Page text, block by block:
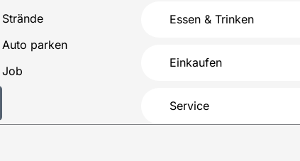
Strände
Auto parken
Job
Essen & Trinken
Einkaufen
Service